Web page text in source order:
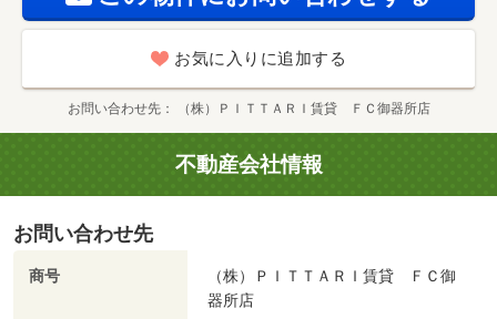
お気に入りに追加する
お問い合わせ先 （株）ＰＩＴＴＡＲＩ賃貸 ＦＣ御器所店
不動産会社情報
お問い合わせ先
商号
（株）ＰＩＴＴＡＲＩ賃貸 ＦＣ御
器所店